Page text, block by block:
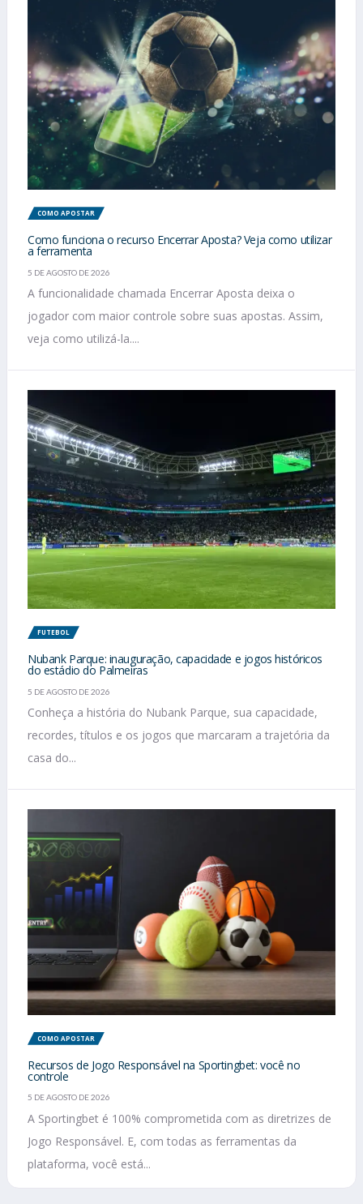
COMO APOSTAR
Como funciona o recurso Encerrar Aposta? Veja como utilizar
a ferramenta
5 DE AGOSTO DE 2026
A funcionalidade chamada Encerrar Aposta deixa o
jogador com maior controle sobre suas apostas. Assim,
veja como utilizá-la....
FUTEBOL
Nubank Parque: inauguração, capacidade e jogos históricos
do estádio do Palmeiras
5 DE AGOSTO DE 2026
Conheça a história do Nubank Parque, sua capacidade,
recordes, títulos e os jogos que marcaram a trajetória da
casa do...
COMO APOSTAR
Recursos de Jogo Responsável na Sportingbet: você no
controle
5 DE AGOSTO DE 2026
A Sportingbet é 100% comprometida com as diretrizes de
Jogo Responsável. E, com todas as ferramentas da
plataforma, você está...